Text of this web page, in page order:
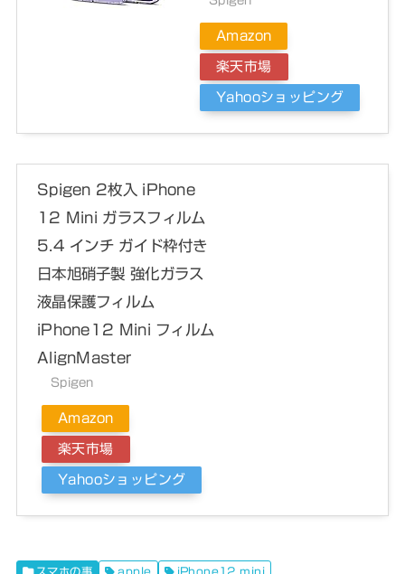
Amazon
楽天市場
Yahooショッピング
Spigen 2枚入 iPhone
12 Mini ガラスフィルム
5.4 インチ ガイド枠付き
日本旭硝子製 強化ガラス
液晶保護フィルム
iPhone12 Mini フィルム
AlignMaster
Spigen
Amazon
楽天市場
Yahooショッピング
スマホの事 apple iPhone12 mini